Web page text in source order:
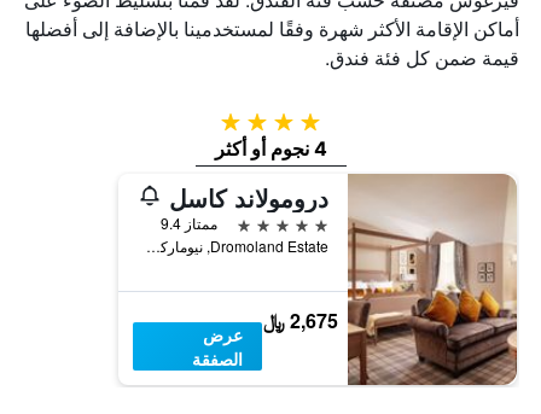
أماكن الإقامة الأكثر شهرة وفقًا لمستخدمينا بالإضافة إلى أفضلها
قيمة ضمن كل فئة فندق.
4 نجوم
4 نجوم أو أكثر
درومولاند كاسل
5 نجوم
ممتاز 9.4
Dromoland Estate, نيوماركت اون فيرغوس, أيرلندا
2,675 ﷼
عرض
الصفقة